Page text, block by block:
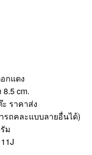
กแดง
cm.
ราคาส่ง
รถคละแบบลายอื่นได้)
ม